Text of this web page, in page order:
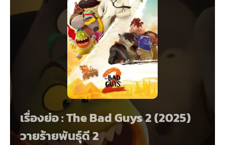
เรื่องย่อ : The Bad Guys 2 (2025)
วายร้ายพันธุ์ดี 2